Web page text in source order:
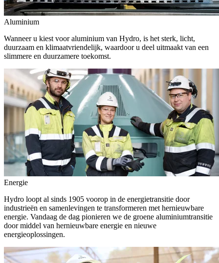
Aluminium
Wanneer u kiest voor aluminium van Hydro, is het sterk, licht,
duurzaam en klimaatvriendelijk, waardoor u deel uitmaakt van een
slimmere en duurzamere toekomst.
Energie
Hydro loopt al sinds 1905 voorop in de energietransitie door
industrieën en samenlevingen te transformeren met hernieuwbare
energie. Vandaag de dag pionieren we de groene aluminiumtransitie
door middel van hernieuwbare energie en nieuwe
energieoplossingen.